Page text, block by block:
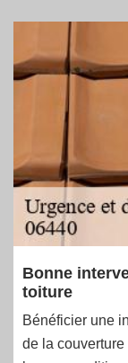
Bonne
toiture
Bénéficier une
de la